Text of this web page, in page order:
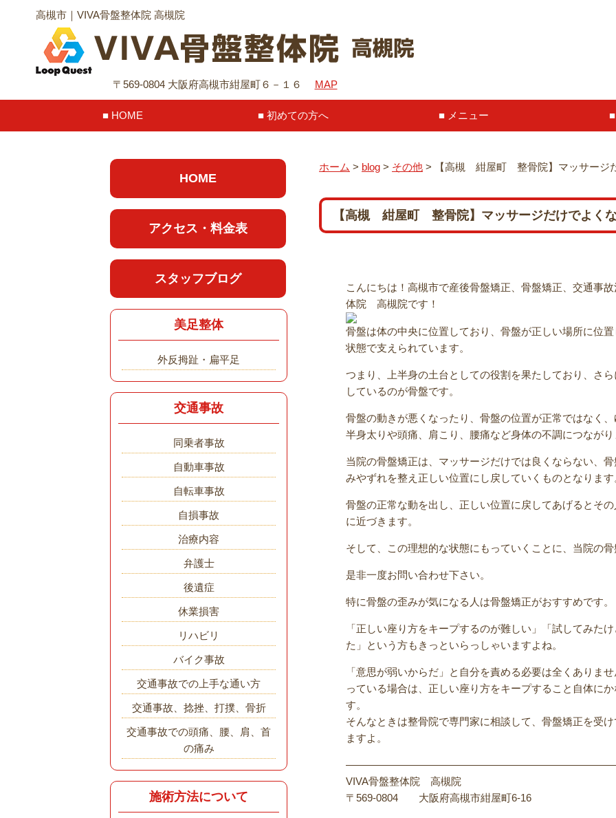
高槻市｜VIVA骨盤整体院 高槻院
〒569-0804 大阪府高槻市紺屋町６－１６ MAP
HOME 初めての方へ メニュー
ホーム > blog > その他 > 【高槻 紺屋町 整骨院】マッサージ
【高槻 紺屋町 整骨院】マッサージだけでよく
こんにちは！高槻市で産後骨盤矯正、骨盤矯正、交通事
体院 高槻院です！
骨盤は体の中央に位置しており、骨盤が正しい場所に位
状態で支えられています。
つまり、上半身の土台としての役割を果たしており、さ
しているのが骨盤です。
骨盤の動きが悪くなったり、骨盤の位置が正常ではなく
半身太りや頭痛、肩こり、腰痛など身体の不調につながり
当院の骨盤矯正は、マッサージだけでは良くならない、
みやずれを整え正しい位置にし戻していくものとなります
骨盤の正常な動を出し、正しい位置に戻してあげるとそ
に近づきます。
そして、この理想的な状態にもっていくことに、当院の骨
是非一度お問い合わせ下さい。
特に骨盤の歪みが気になる人は骨盤矯正がおすすめです。
「正しい座り方をキープするのが難しい」「試してみた
た」という方もきっといらっしゃいますよね。
「意思が弱いからだ」と自分を責める必要は全くありま
っている場合は、正しい座り方をキープすること自体に
す。
そんなときは整骨院で専門家に相談して、骨盤矯正を受
ますよ。
VIVA骨盤整体院 高槻院
〒569-0804 大阪府高槻市紺屋町6-16
HOME
アクセス・料金表
スタッフブログ
美足整体
外反拇趾・扁平足
交通事故
同乗者事故
自動車事故
自転車事故
自損事故
治療内容
弁護士
後遺症
休業損害
リハビリ
バイク事故
交通事故での上手な通い方
交通事故、捻挫、打撲、骨折
交通事故での頭痛、腰、肩、首
の痛み
施術方法について